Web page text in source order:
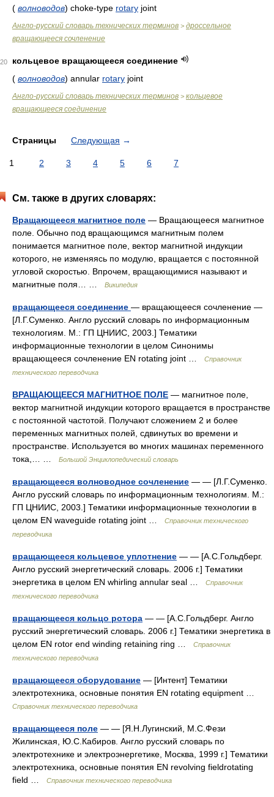
( волноводов) choke-type rotary joint
Англо-русский словарь технических терминов > дроссельное
вращающееся сочленение
20
кольцевое вращающееся соединение
( волноводов) annular rotary joint
Англо-русский словарь технических терминов > кольцевое
вращающееся соединение
Страницы Следующая →
1 2 3 4 5 6 7
См. также в других словарях:
Вращающееся магнитное поле — Вращающееся магнитное
поле. Обычно под вращающимся магнитным полем
понимается магнитное поле, вектор магнитной индукции
которого, не изменяясь по модулю, вращается с постоянной
угловой скоростью. Впрочем, вращающимися называют и
магнитные поля… …
Википедия
вращающееся соединение — вращающееся сочленение —
[Л.Г.Суменко. Англо русский словарь по информационным
технологиям. М.: ГП ЦНИИС, 2003.] Тематики
информационные технологии в целом Синонимы
вращающееся сочленение EN rotating joint …
Справочник
технического переводчика
ВРАЩАЮЩЕЕСЯ МАГНИТНОЕ ПОЛЕ — магнитное поле,
вектор магнитной индукции которого вращается в пространстве
с постоянной частотой. Получают сложением 2 и более
переменных магнитных полей, сдвинутых во времени и
пространстве. Используется во многих машинах переменного
тока,… …
Большой Энциклопедический словарь
вращающееся волноводное сочленение — — [Л.Г.Суменко.
Англо русский словарь по информационным технологиям. М.:
ГП ЦНИИС, 2003.] Тематики информационные технологии в
целом EN waveguide rotating joint …
Справочник технического
переводчика
вращающееся кольцевое уплотнение — — [А.С.Гольдберг.
Англо русский энергетический словарь. 2006 г.] Тематики
энергетика в целом EN whirling annular seal …
Справочник
технического переводчика
вращающееся кольцо ротора — — [А.С.Гольдберг. Англо
русский энергетический словарь. 2006 г.] Тематики энергетика в
целом EN rotor end winding retaining ring …
Справочник
технического переводчика
вращающееся оборудование — [Интент] Тематики
электротехника, основные понятия EN rotating equipment …
Справочник технического переводчика
вращающееся поле — — [Я.Н.Лугинский, М.С.Фези
Жилинская, Ю.С.Кабиров. Англо русский словарь по
электротехнике и электроэнергетике, Москва, 1999 г.] Тематики
электротехника, основные понятия EN revolving fieldrotating
field …
Справочник технического переводчика